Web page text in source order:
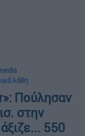
λάθη
Πούλησαν
στην
550